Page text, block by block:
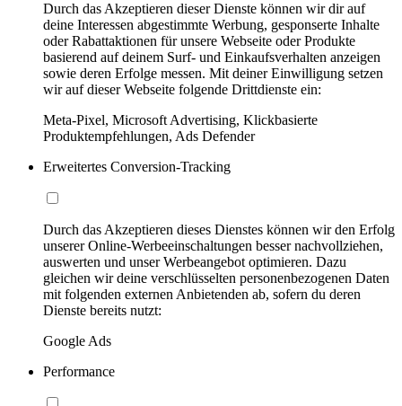
Durch das Akzeptieren dieser Dienste können wir dir auf
deine Interessen abgestimmte Werbung, gesponserte Inhalte
oder Rabattaktionen für unsere Webseite oder Produkte
basierend auf deinem Surf- und Einkaufsverhalten anzeigen
sowie deren Erfolge messen. Mit deiner Einwilligung setzen
wir auf dieser Webseite folgende Drittdienste ein:
Meta-Pixel, Microsoft Advertising, Klickbasierte
Produktempfehlungen, Ads Defender
Erweitertes Conversion-Tracking
Durch das Akzeptieren dieses Dienstes können wir den Erfolg
unserer Online-Werbeeinschaltungen besser nachvollziehen,
auswerten und unser Werbeangebot optimieren. Dazu
gleichen wir deine verschlüsselten personenbezogenen Daten
mit folgenden externen Anbietenden ab, sofern du deren
Dienste bereits nutzt:
Google Ads
Performance